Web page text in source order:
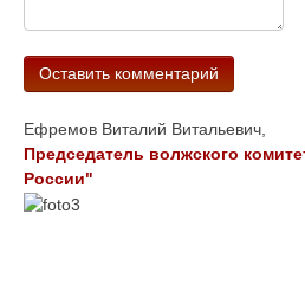
Ефремов Виталий Витальевич,
Председатель волжского
России"